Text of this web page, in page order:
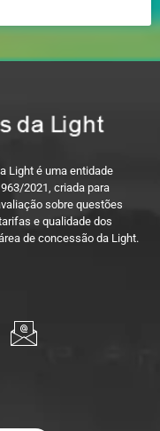
Light é uma entidade
2021, criada para
sobre questões
e qualidade dos
de concessão da Light.